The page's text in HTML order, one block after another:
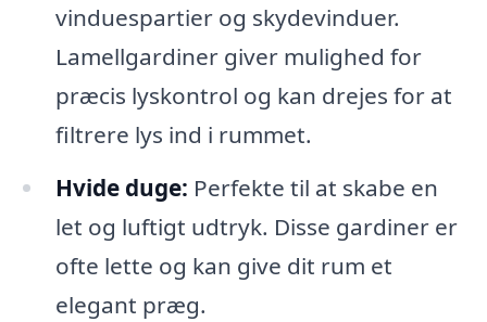
vinduespartier og skydevinduer.
Lamellgardiner giver mulighed for
præcis lyskontrol og kan drejes for at
filtrere lys ind i rummet.
Hvide duge: Perfekte til at skabe en
let og luftigt udtryk. Disse gardiner er
ofte lette og kan give dit rum et
elegant præg.